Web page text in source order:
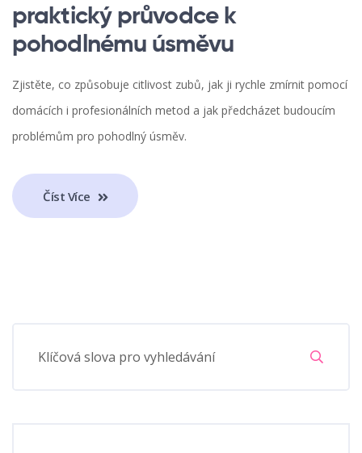
praktický průvodce k
pohodlnému úsměvu
Zjistěte, co způsobuje citlivost zubů, jak ji rychle zmírnit pomocí
domácích i profesionálních metod a jak předcházet budoucím
problémům pro pohodlný úsměv.
Číst Více